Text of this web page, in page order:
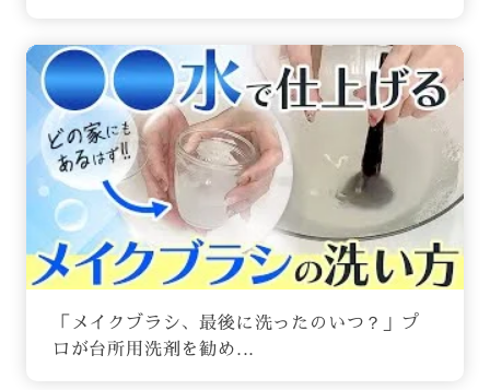
「メイクブラシ、最後に洗ったのいつ？」プ
ロが台所用洗剤を勧め...